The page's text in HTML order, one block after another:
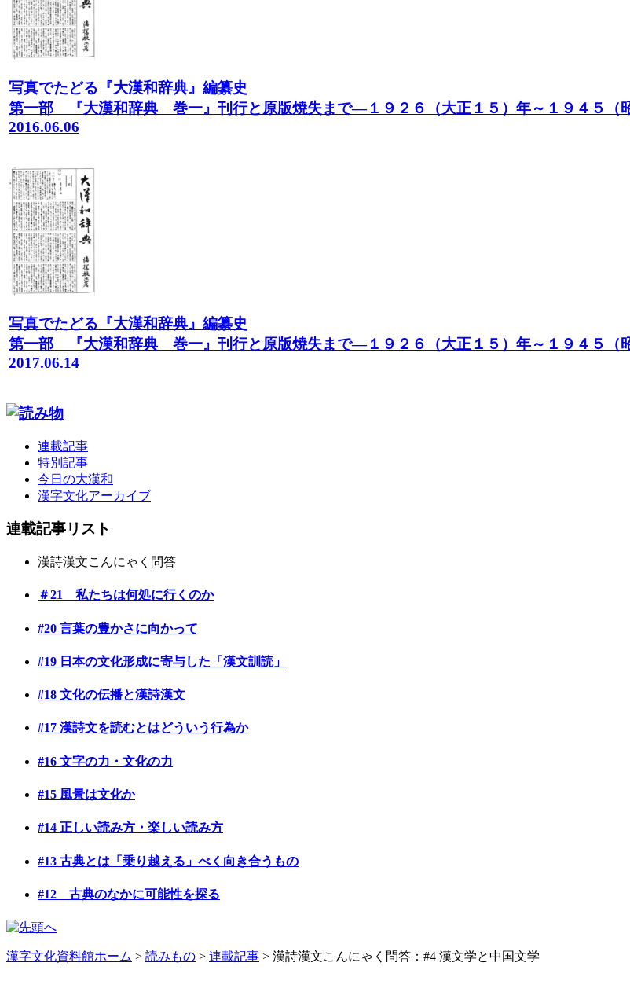
写真でたどる『大漢和辞典』編纂史
第一部 『大漢和辞典 巻一』刊行と原版焼失まで―１９２６（大正１５）年～１９４５（
2016.06.06
写真でたどる『大漢和辞典』編纂史
第一部 『大漢和辞典 巻一』刊行と原版焼失まで―１９２６（大正１５）年～１９４５（
2017.06.14
連載記事
特別記事
今日の大漢和
漢字文化アーカイブ
連載記事リスト
漢詩漢文こんにゃく問答
＃21 私たちは何処に行くのか
#20 言葉の豊かさに向かって
#19 日本の文化形成に寄与した「漢文訓読」
#18 文化の伝播と漢詩漢文
#17 漢詩文を読むとはどういう行為か
#16 文字の力・文化の力
#15 風景は文化か
#14 正しい読み方・楽しい読み方
#13 古典とは「乗り越える」べく向き合うもの
#12 古典のなかに可能性を探る
漢字文化資料館ホーム > 読みもの > 連載記事 > 漢詩漢文こんにゃく問答：#4 漢文学と中国文学